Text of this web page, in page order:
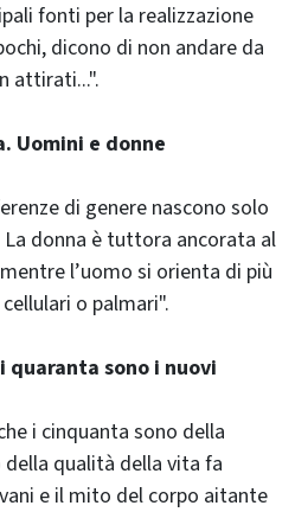
fonti per la realizzazione
dicono di non andare da
attirati...".
Uomini e donne
di genere nascono solo
donna è tuttora ancorata al
l’uomo si orienta di più
o palmari".
quaranta sono i nuovi
i cinquanta sono della
qualità della vita fa
e il mito del corpo aitante